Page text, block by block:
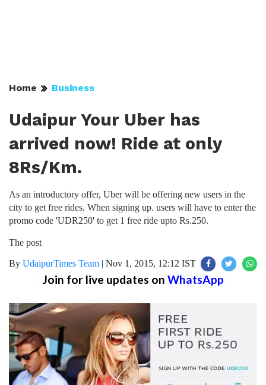
Home Business
Udaipur Your Uber has
arrived now! Ride at only
8Rs/Km.
As an introductory offer, Uber will be offering new users in the
city to get free rides. When signing up. users will have to enter the
promo code 'UDR250' to get 1 free ride upto Rs.250.
The post
By UdaipurTimes Team | Nov 1, 2015, 12:12 IST
Join for live updates on WhatsApp